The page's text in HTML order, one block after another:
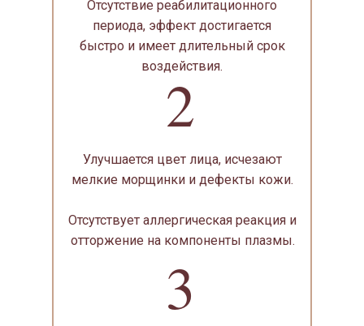
Отсутствие реабилитационного
периода, эффект достигается
быстро и имеет длительный срок
воздействия.
2
Улучшается цвет лица, исчезают
мелкие морщинки и дефекты кожи.
Отсутствует аллергическая реакция и
отторжение на компоненты плазмы.
3